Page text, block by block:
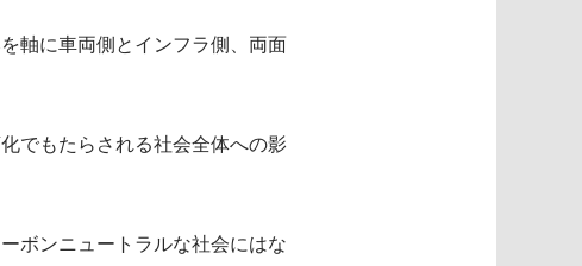
軸に車両側とインフラ側、両面
でもたらされる社会全体への影
ボンニュートラルな社会にはな